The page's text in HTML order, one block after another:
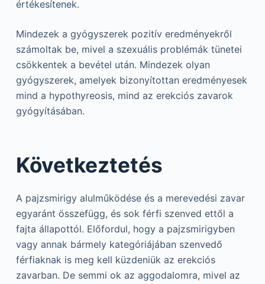
értékesítenek.
Mindezek a gyógyszerek pozitív eredményekről
számoltak be, mivel a szexuális problémák tünetei
csökkentek a bevétel után. Mindezek olyan
gyógyszerek, amelyek bizonyítottan eredményesek
mind a hypothyreosis, mind az erekciós zavarok
gyógyításában.
Következtetés
A pajzsmirigy alulműködése és a merevedési zavar
egyaránt összefügg, és sok férfi szenved ettől a
fajta állapottól. Előfordul, hogy a pajzsmirigyben
vagy annak bármely kategóriájában szenvedő
férfiaknak is meg kell küzdeniük az erekciós
zavarban. De semmi ok az aggodalomra, mivel az